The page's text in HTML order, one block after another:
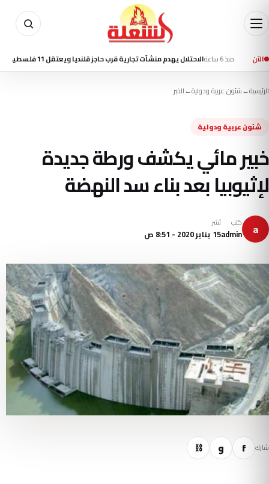
الآن
منذ 6 ساعة الاحتلال يهدم منشآت تجارية قرب حاجز قلنديا ويعتقل 11 فلسطينيا بالضفة
الرئيسية←شئون عربية ودولية←الخبر
شئون عربية ودولية
خبير مائي يكشف ورطة جديدة
لإثيوبيا بعد بناء سد النهضة
a كتب
admin
نُشر
15 يناير 2020 - 8:51 ص
شارك f و ⛓